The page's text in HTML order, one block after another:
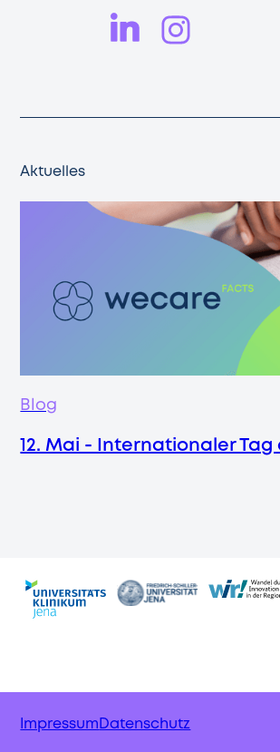
Aktuelles
Blog
12. Mai - Internationaler Tag
Impressum Datenschutz